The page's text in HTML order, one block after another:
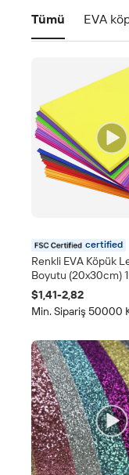
Tümü EVA
certified
Renkli EVA Köpük
Boyutu (20x30cm)
Kalınlık Sertlik 40-75
Boyutlar Mevcut
Sanatları DIY
$1,41-2,82
Min. Sipariş 50000